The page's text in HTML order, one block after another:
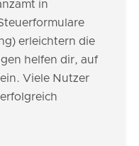
in
erleichtern die
helfen dir, auf
Viele Nutzer